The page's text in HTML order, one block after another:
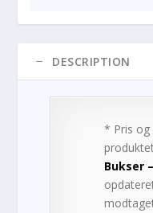
DESCRIPTION
* Pris
Bukser